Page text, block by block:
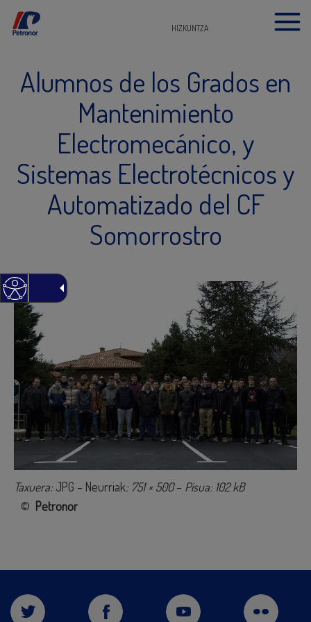
HIZKUNTZA
Alumnos de los Grados en
Mantenimiento
Electromecánico, y
Sistemas Electrotécnicos y
Automatizado del CF
Somorrostro
Taxuera: JPG – Neurriak: 751 × 500– Pisua: 102 kB
© Petronor